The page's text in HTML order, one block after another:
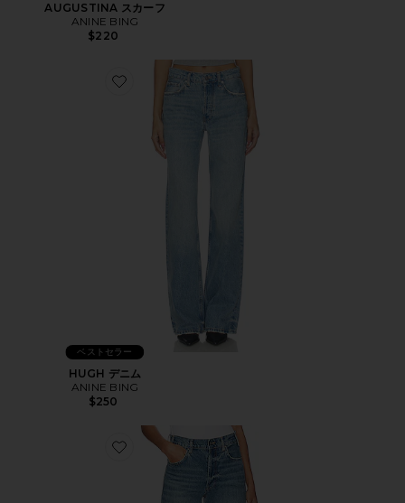
AUGUSTINA スカーフ
ANINE BING
$220
Favorite HUGH デニム
ベストセラー
HUGH デニム
ANINE BING
$250
Favorite ROY デニム